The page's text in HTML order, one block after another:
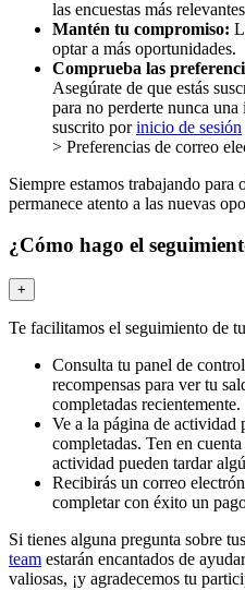
las encuestas más
Mantén tu compromiso:
optar a más oportunidades.
Comprueba las
Asegúrate de que estás
para no perderte nunca
suscrito porinicio de sesión
> Preferencias de correo
Siempre estamos trabajando para
permanece atento a las nuevas
¿Cómo hago el
+
Te facilitamos el seguimiento de
Consulta tu panel de
recompensas para ver tu
completadas recientemente.
Ve a la página de actividad
completadas. Ten en
actividad pueden tardar
Recibirás un correo
completar con éxito un
Si tienes alguna pregunta sobre
team estarán encantados de
valiosas, ¡y agradecemos tu